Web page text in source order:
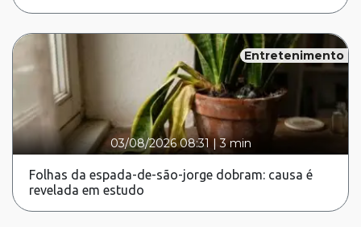
Entretenimento
03/08/2026 08:31 |3 min
Folhas da espada-de-são-jorge dobram: causa é
revelada em estudo